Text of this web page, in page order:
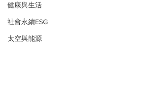
健康與生活
社會永續ESG
太空與能源